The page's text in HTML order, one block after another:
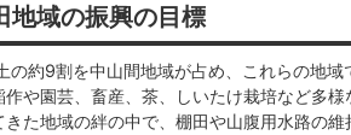
地域の振興の目標
の約9割を中山間地域が占め、これらの地
作や園芸、畜産、茶、しいたけ栽培など多
きた地域の絆の中で、棚田や山腹用水路の